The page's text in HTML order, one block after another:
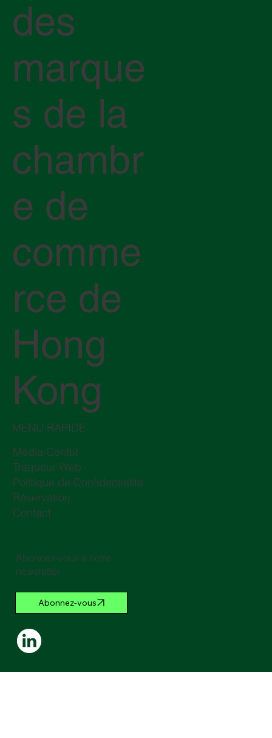
des
marque
s de la
chambr
e de
comme
rce de
Hong
Kong
MENU RAPIDE
Media Center
Traqueur Web
Politique de Confidentialité
Réservation
Contact
Abonnez-vous à notre
newsletter
Abonnez-vous